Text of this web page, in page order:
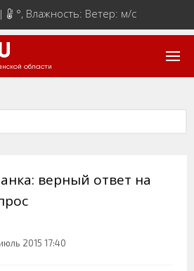
°, Влажность: Ветер: м/с
области
верный ответ на
2015 17:40